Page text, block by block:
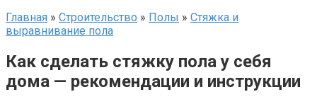
Главная » Строительство » Полы » Стяжка и
выравнивание пола
Как сделать стяжку пола у себя
дома — рекомендации и инструкции